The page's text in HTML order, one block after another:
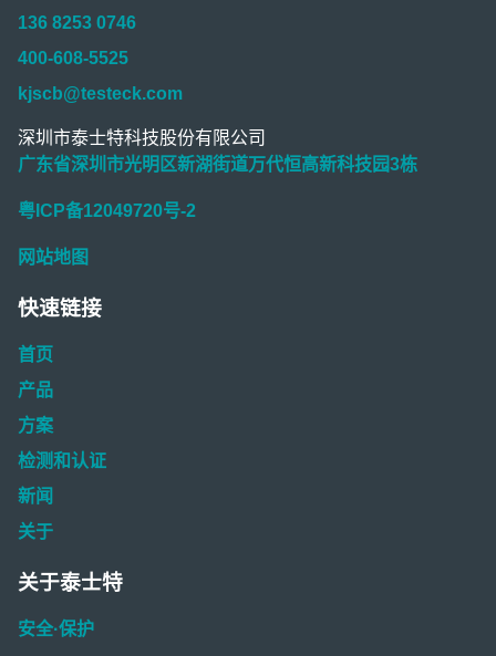
136 8253 0746
400-608-5525
kjscb@testeck.com
深圳市泰士特科技股份有限公司
广东省深圳市光明区新湖街道万代恒高新科技园3栋
粤ICP备12049720号-2
网站地图
快速链接
首页
产品
方案
检测和认证
新闻
关于
关于泰士特
安全·保护